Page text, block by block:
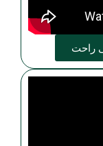
راحت